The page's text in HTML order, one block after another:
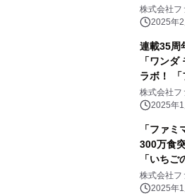
ァミマが
株式会社フ
2025年
連載35周
「ワン
ラボ！
一歩缶」
による、
ミマにリ
当たる
株式会社フ
2025年
「ファ
300万食
「いち
作「いち
パン」が
株式会社フ
2025年